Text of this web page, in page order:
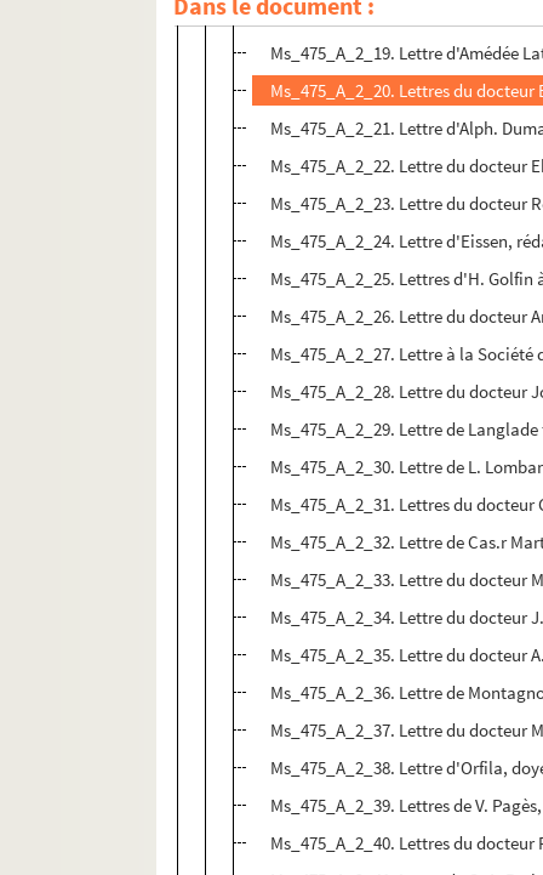
Ms_475_A_2_18. Lettres de
Ms_475_A_2_19. Lettre d'Amédée
Ms_475_A_2_20. Lettres du
Ms_475_A_2_21. Lettre d'Alph.
Ms_475_A_2_22. Lettre du docteur
Ms_475_A_2_23. Lettre du docteur
Ms_475_A_2_24. Lettre d'Eissen,
Ms_475_A_2_25. Lettres d'H. Golfin
Ms_475_A_2_26. Lettre du docteur
Ms_475_A_2_27. Lettre à la Société
Ms_475_A_2_28. Lettre du docteur
Ms_475_A_2_29. Lettre de
Ms_475_A_2_30. Lettre de L.
Ms_475_A_2_31. Lettres du
Ms_475_A_2_32. Lettre de Cas.r
Ms_475_A_2_33. Lettre du docteur
Ms_475_A_2_34. Lettre du docteur
Ms_475_A_2_35. Lettre du docteur
Ms_475_A_2_36. Lettre de
Ms_475_A_2_37. Lettre du docteur
Ms_475_A_2_38. Lettre d'Orfila,
Ms_475_A_2_39. Lettres de V.
Ms_475_A_2_40. Lettres du